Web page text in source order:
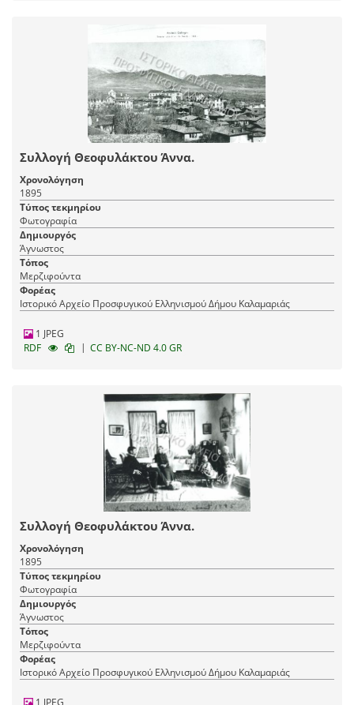
Συλλογή Θεοφυλάκτου Άννα.
Χρονολόγηση
1895
Τύπος τεκμηρίου
Φωτογραφία
Δημιουργός
Άγνωστος
Τόπος
Μερζιφούντα
Φορέας
Ιστορικό Αρχείο Προσφυγικού Ελληνισμού Δήμου Καλαμαριάς
1 JPEG
RDF
| CC BY-NC-ND 4.0 GR
Συλλογή Θεοφυλάκτου Άννα.
Χρονολόγηση
1895
Τύπος τεκμηρίου
Φωτογραφία
Δημιουργός
Άγνωστος
Τόπος
Μερζιφούντα
Φορέας
Ιστορικό Αρχείο Προσφυγικού Ελληνισμού Δήμου Καλαμαριάς